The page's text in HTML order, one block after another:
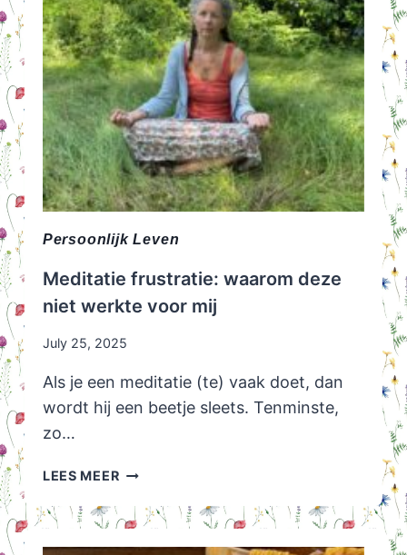
Persoonlijk Leven
Meditatie frustratie: waarom deze
niet werkte voor mij
July 25, 2025
Als je een meditatie (te) vaak doet, dan
wordt hij een beetje sleets. Tenminste,
zo…
LEES MEERMEDITATIE
WAAROM